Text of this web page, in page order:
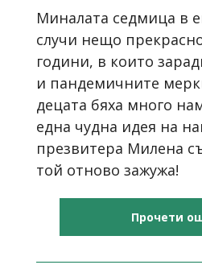
Миналата седмица в
случи нещо
години, в които
и пандемичните
децата бяха много
една чудна идея на
презвитера Милена
той отново зажужа!
Прочети